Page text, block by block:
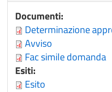
Documenti:
Determinazione
Avviso
Fac simile domanda
Esiti:
Esito